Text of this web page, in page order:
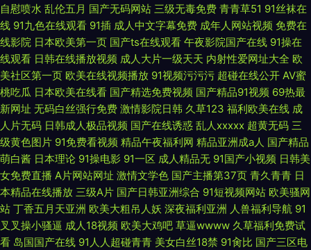
自慰喷水 乱伦五月 国产无码网站 三级无毒免费 青青草51 91丝袜在
线 91九色在线观看 91插 成人中文字幕免费 成年人网站视频 免费在
线影院 日本欧美第一页 国产ts在线观看 午夜影院国产在线 91操在
线观看 日韩在线播放视频 成人大片一级天天 内射性爱网址大全 欧
美社区第一页 欧美在线视频播放 91视频污污污 超碰在线公开 AV蜜
桃吃瓜 日本欧美在线看 国产精选免费视频 国产精品91视频 69热最
新网址 无码白丝强行免费 激情影院日韩 久草123 福利欧美在线 成
人片无码 日韩成人极品视频 国产在线诱惑 乱人xxxxx 超黄无码 三
级黄色图片 91免费看视频 精品午夜福利网 精品亚洲成a人 国产精品
萌白酱 日本理论 91操电影 91一区 成人精品无 91国产小视频 日韩美
女免费直播 A片网站网址 激情文学色 国产主播第37页 青久青青 日
本精品在线播放 三级A片 国产日韩亚洲综合 91短视频网站 欧美骚网
站 丁香五月天亚洲 欧美大粗吊人妖 深夜福利亚洲 人兽福利导航 91
叉叉操小骚逼 成人18视频 欧美大鸡吧 草逼wwww 久草福利免费试
看 岛国国产在线 91人人超碰青青 美女白丝18禁 91肏比 国产三区电